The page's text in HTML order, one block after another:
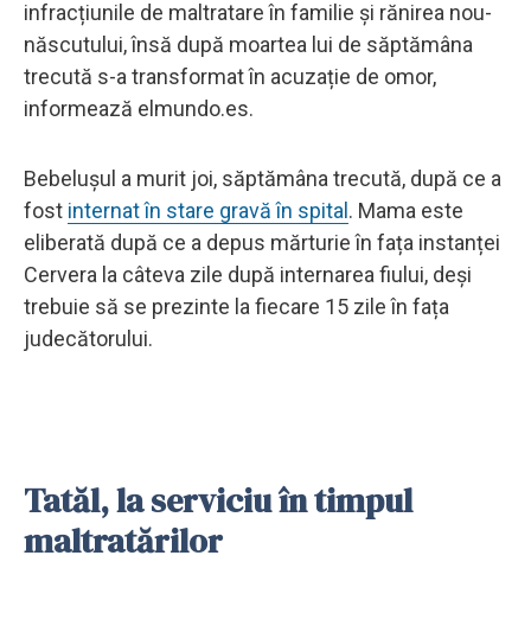
infracțiunile de maltratare în familie și rănirea nou-
născutului, însă după moartea lui de săptămâna
trecută s-a transformat în acuzație de omor,
informează elmundo.es.
Bebelușul a murit joi, săptămâna trecută, după ce a
fost internat în stare gravă în spital. Mama este
eliberată după ce a depus mărturie în fața instanței
Cervera la câteva zile după internarea fiului, deși
trebuie să se prezinte la fiecare 15 zile în fața
judecătorului.
Tatăl, la serviciu în timpul
maltratărilor